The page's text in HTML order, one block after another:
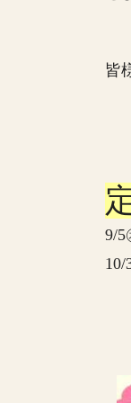
皆
9/5
10/